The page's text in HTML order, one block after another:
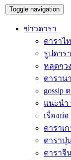
Toggle navigation
ข่าวดารา
ดาราไ
รูปดาร
หลุดๆว
ดาราน
gossip
แนะนำ
เรื่องย่
ดาราเ
ดาราปุ่
ดาราจี